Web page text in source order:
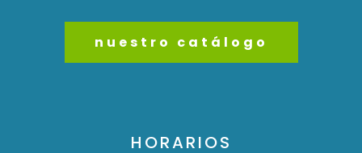
nuestro catálogo
HORARIOS